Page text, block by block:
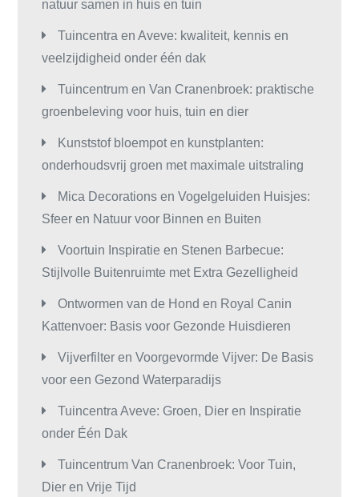
natuur samen in huis en tuin
Tuincentra en Aveve: kwaliteit, kennis en
veelzijdigheid onder één dak
Tuincentrum en Van Cranenbroek: praktische
groenbeleving voor huis, tuin en dier
Kunststof bloempot en kunstplanten:
onderhoudsvrij groen met maximale uitstraling
Mica Decorations en Vogelgeluiden Huisjes:
Sfeer en Natuur voor Binnen en Buiten
Voortuin Inspiratie en Stenen Barbecue:
Stijlvolle Buitenruimte met Extra Gezelligheid
Ontwormen van de Hond en Royal Canin
Kattenvoer: Basis voor Gezonde Huisdieren
Vijverfilter en Voorgevormde Vijver: De Basis
voor een Gezond Waterparadijs
Tuincentra Aveve: Groen, Dier en Inspiratie
onder Één Dak
Tuincentrum Van Cranenbroek: Voor Tuin,
Dier en Vrije Tijd